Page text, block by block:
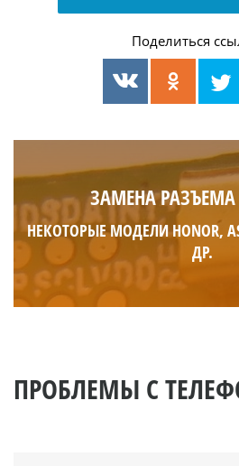
Поделиться
ЗАМЕНА РАЗЪЕМА
НЕКОТОРЫЕ МОДЕЛИ HONOR,
ДР.
ПРОБЛЕМЫ С